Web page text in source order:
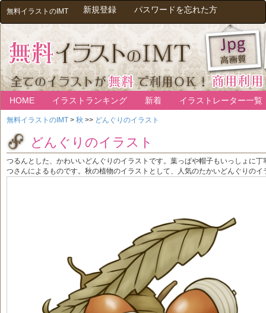
無料イラストのIMT 新規登録 パスワードを忘れた方
HOME イラストランキング 新着 イラストレーター一覧
無料イラストのIMT > 秋 >> どんぐりのイラスト
どんぐりのイラスト
つるんとした、かわいいどんぐりのイラストです。葉っぱや帽子もいっしょに
つさんによるものです。秋の植物のイラストとして、人気のたかいどんぐりの